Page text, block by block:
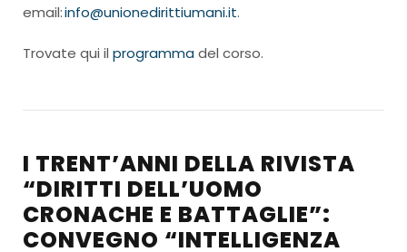
email:info@unionedirittiumani.it.
Trovate qui il programmadel corso.
I TRENT’ANNI DELLA RIVISTA
“DIRITTI DELL’UOMO
CRONACHE E BATTAGLIE”:
CONVEGNO “INTELLIGENZA